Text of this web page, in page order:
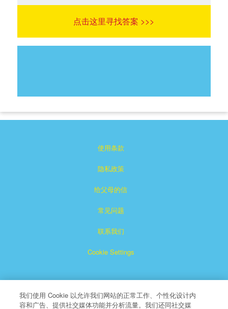
点击这里寻找答案 >>>
使用条款
隐私政策
给父母的信
常见问题
联系我们
Cookie Settings
我们使用 Cookie 以允许我们网站的正常工作、个性化设计内
容和广告、提供社交媒体功能并分析流量。我们还同社交媒